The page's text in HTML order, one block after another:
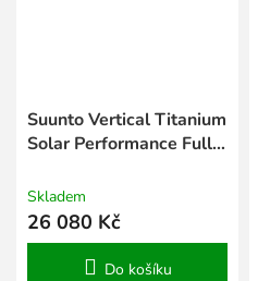
Suunto Vertical Titanium
Solar Performance Full
řemínky
Skladem
26 080 Kč
Do košíku